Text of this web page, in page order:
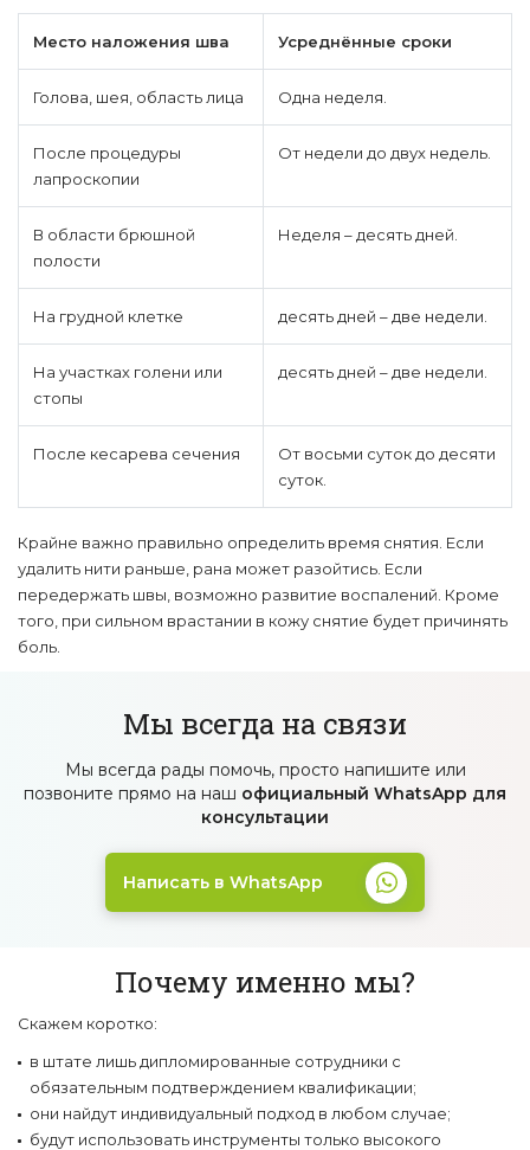
Место наложения шва Усреднённые сроки
Голова, шея, область лица Одна неделя.
После процедуры
лапроскопии
От недели до двух недель.
В области брюшной
полости
Неделя – десять дней.
На грудной клетке десять дней – две недели.
На участках голени или
стопы
десять дней – две недели.
После кесарева сечения
От восьми суток до десяти
суток.
Крайне важно правильно определить время снятия. Если
удалить нити раньше, рана может разойтись. Если
передержать швы, возможно развитие воспалений. Кроме
того, при сильном врастании в кожу снятие будет причинять
боль.
Мы всегда на связи
Мы всегда рады помочь, просто напишите или
позвоните прямо на наш официальный WhatsApp для
консультации
Написать в WhatsApp
Почему именно мы?
Скажем коротко:
в штате лишь дипломированные сотрудники с
обязательным подтверждением квалификации;
они найдут индивидуальный подход в любом случае;
будут использовать инструменты только высокого